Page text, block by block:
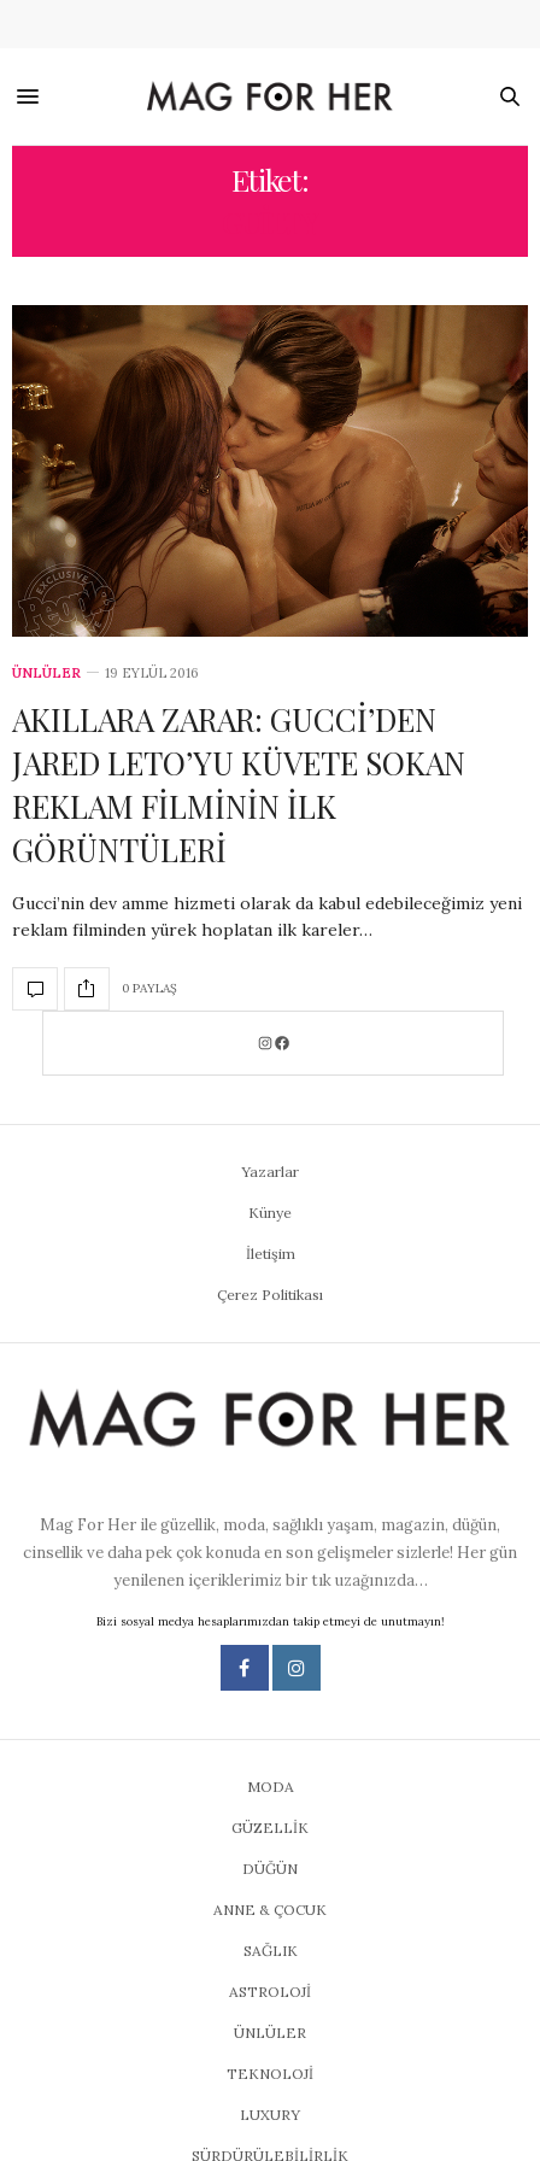
Etiket:
ÜNLÜLER 19 EYLÜL 2016
AKILLARA ZARAR: GUCCİ’DEN
JARED LETO’YU KÜVETE SOKAN
REKLAM FİLMİNİN İLK
GÖRÜNTÜLERİ
Gucci’nin dev amme hizmeti olarak da kabul edebileceğimiz yeni
reklam filminden yürek hoplatan ilk kareler…
0 PAYLAŞ
Yazarlar
Künye
İletişim
Çerez Politikası
Mag For Her ile güzellik, moda, sağlıklı yaşam, magazin, düğün,
cinsellik ve daha pek çok konuda en son gelişmeler sizlerle! Her gün
yenilenen içeriklerimiz bir tık uzağınızda…
Bizi sosyal medya hesaplarımızdan takip etmeyi de unutmayın!
MODA
GÜZELLİK
DÜĞÜN
ANNE & ÇOCUK
SAĞLIK
ASTROLOJİ
ÜNLÜLER
TEKNOLOJİ
LUXURY
SÜRDÜRÜLEBİLİRLİK